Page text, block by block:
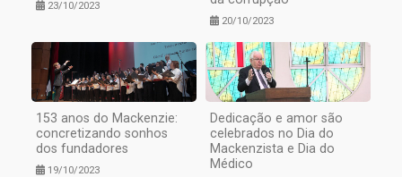
23/10/2023
20/10/2023
153 anos do Mackenzie:
concretizando sonhos
dos fundadores
19/10/2023
Dedicação e amor são
celebrados no Dia do
Mackenzista e Dia do
Médico